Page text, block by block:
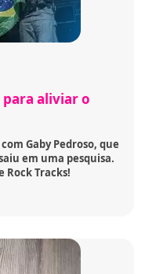
para aliviar o
Gaby Pedroso, que
em uma pesquisa.
Rock Tracks!